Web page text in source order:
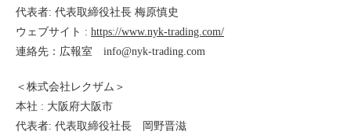
代表者: 代表取締役社長 梅原慎史
ウェブサイト : https://www.nyk-trading.com/
連絡先：広報室 info@nyk-trading.com
＜株式会社レクザム＞
本社 : 大阪府大阪市
代表者: 代表取締役社長 岡野晋滋